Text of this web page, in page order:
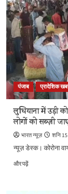
400
रुपये
का
टीका
1060
से
1560
रुपये
में
बेच
रही
पंजाब
की
कांग्रेस
सरकार
के
बारे
पंजाब प्रादेशिक
लुधियाना में उड़ी
लोगों को सब्ज़ी
भारत न्यूज़ शनि
न्यूज़ डेस्क। कोरोना
और पढ़ेंलुधियाना